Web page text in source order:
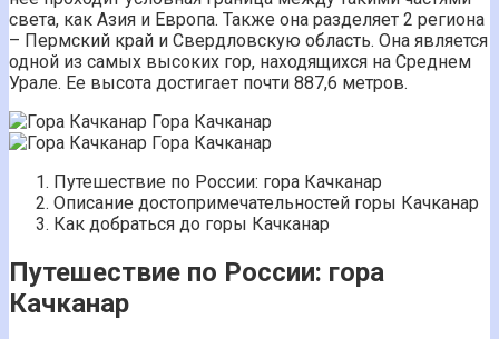
света, как Азия и Европа. Также она разделяет 2 региона
– Пермский край и Свердловскую область. Она является
одной из самых высоких гор, находящихся на Среднем
Урале. Ее высота достигает почти 887,6 метров.
Гора Качканар
Гора Качканар
Путешествие по России: гора Качканар
Описание достопримечательностей горы Качканар
Как добраться до горы Качканар
Путешествие по России: гора
Качканар